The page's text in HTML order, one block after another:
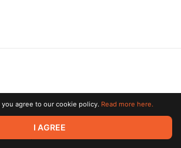
Limited. All rights reserved. All trademarks
respective owners.
agree to our cookie policy. Read more here.
I AGREE